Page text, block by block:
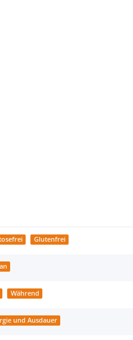
Glutenfrei
Während
und Ausdauer